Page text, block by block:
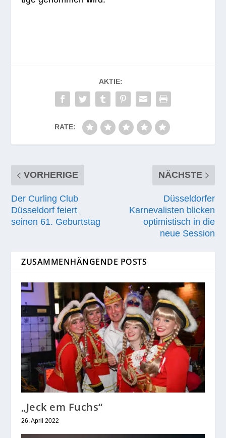
AKTIE:
RATE:
VORHERIGE
Der Curling Club
Düsseldorf feiert
seinen 61. Geburtstag
NÄCHSTE
Düsseldorfer
Karnevalisten blicken
optimistisch in die
neue Session
ZUSAMMENHÄNGENDE POSTS
„Jeck em Fuchs“
26. April 2022